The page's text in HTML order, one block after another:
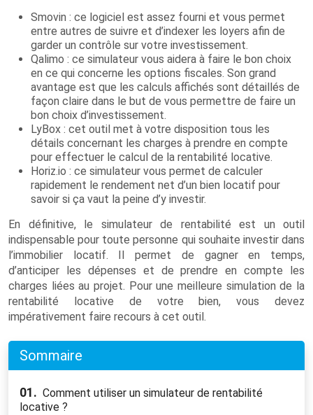
Smovin : ce logiciel est assez fourni et vous permet
entre autres de suivre et d’indexer les loyers afin de
garder un contrôle sur votre investissement.
Qalimo : ce simulateur vous aidera à faire le bon choix
en ce qui concerne les options fiscales. Son grand
avantage est que les calculs affichés sont détaillés de
façon claire dans le but de vous permettre de faire un
bon choix d’investissement.
LyBox : cet outil met à votre disposition tous les
détails concernant les charges à prendre en compte
pour effectuer le calcul de la rentabilité locative.
Horiz.io : ce simulateur vous permet de calculer
rapidement le rendement net d’un bien locatif pour
savoir si ça vaut la peine d’y investir.
En définitive, le simulateur de rentabilité est un outil
indispensable pour toute personne qui souhaite investir dans
l’immobilier locatif. Il permet de gagner en temps,
d’anticiper les dépenses et de prendre en compte les
charges liées au projet. Pour une meilleure simulation de la
rentabilité locative de votre bien, vous devez
impérativement faire recours à cet outil.
Sommaire
01. Comment utiliser un simulateur de rentabilité
locative ?